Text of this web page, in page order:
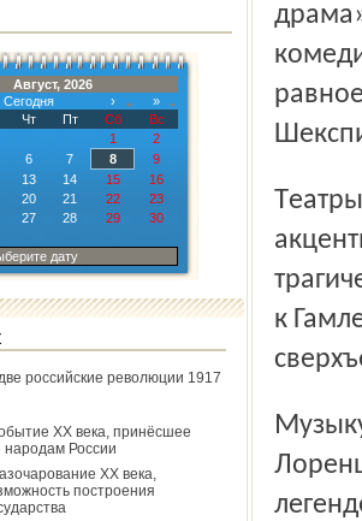
Август, 2026
Сегодня ›
»
Чт Пт Сб
Вс
1
2
6 7 8
9
13 14 15
16
20 21 22
23
27 28 29
30
дату
российские революции 1917
ХХ века, принёсшее
народам России
ХХ века,
построения
Театры по-разному трактуют оперу «Дон Жуан»: одни
к
Музыку Моцарта и тексты главного его либреттиста